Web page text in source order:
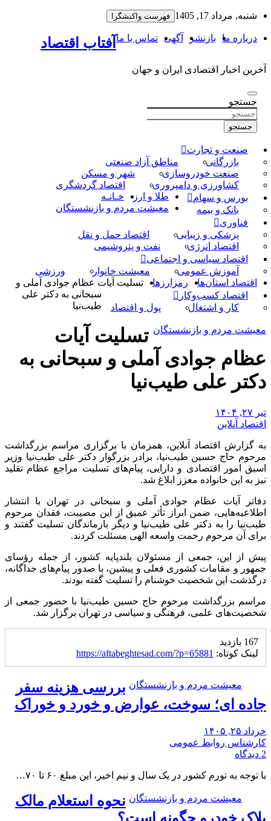
به
بروید
شنبه, مرداد 17, 1405 فهرست واکنشگرا
درباره ما بازنشر آگهی تماس با ما آفتاب اقتصاد
آخرین اخبار اقتصادی ایران و جهان
جستجو
جستجو
صنعت و تجارت
بازرگانی
مناطق آزاد صنعتی
صنعت خودروسازی
شهر و مسکن
کشاورزی و دامپروری
اقتصاد گردشگری
بورس و سهام
بانک و بیمه
طلا و ارز
فناوری
پزشکی و زیبایی
اقتصاد حمل و نقل
اقتصاد انرژی
نفت و پتروشیمی
اقتصاد سیاسی و اجتماعی
آموزش عمومی
معیشت خانوار
ورزشی
اقتصاد استان‌ها
رمزارزها
اقتصاد کسب‌و‌کار
کار و اشتغال
پول و اقتصاد
خـانـه
معیشت مردم و بازنشستگان
تسلیت آیات عظام جوادی آملی و
سبحانی به دکتر علی
طیب‌نیا
معیشت مردم و بازنشستگان تسلیت آیات
عظام جوادی آملی و سبحانی به
دکتر علی طیب‌نیا
تیر ۲۷, ۱۴۰۴
اقتصاد آنلاین
به گزارش اقتصاد آنلاین، همزمان با برگزاری مراسم بزرگداشت
مرحوم حاج حسین طیب‌نیا، برادر بزرگوار دکتر علی طیب‌نیا وزیر
اسبق امور اقتصادی و دارایی، پیام‌های تسلیت مراجع عظام تقلید
نیز به این خانواده معزز ابلاغ شد.
دفاتر آیات عظام جوادی آملی و سبحانی در تهران با انتشار
اطلاعیه‌هایی، ضمن ابراز تأثر عمیق از این مصیبت، فقدان مرحوم
طیب‌نیا را به دکتر علی طیب‌نیا و دیگر بازماندگان تسلیت گفتند و
برای آن مرحوم رحمت واسعه الهی مسئلت کردند.
پیش از این، جمعی از مسئولان بلندپایه کشور، از جمله رؤسای
جمهور و مقامات کشوری فعلی و پیشین، با صدور پیام‌های جداگانه،
درگذشت این شخصیت خوشنام را تسلیت گفته بودند.
مراسم بزرگداشت مرحوم حاج حسین طیب‌نیا با حضور جمعی از
شخصیت‌های علمی، فرهنگی و سیاسی در تهران برگزار شد.
167 بازدید
لینک کوتاه: https://aftabeghtesad.com/?p=65881
معیشت مردم و بازنشستگان بررسی هزینه سفر
جاده ای؛ سوخت، عوارض و خورد و خوراک
خرداد ۲۵, ۱۴۰۵
کارشناس روابط عمومی
2 دیدگاه
با توجه به تورم کشور در یک سال و نیم اخیر، این مبلغ ۶۰ تا ۷۰…
معیشت مردم و بازنشستگان نحوه استعلام مالک